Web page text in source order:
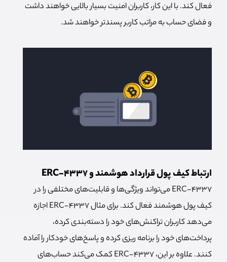
فعال کند. با این کار، کاربران امنیت بسیار بالایی خواهند داشت
و فضای حساب به مراتب کاربر پسندتر خواهند شد.
ارتباط کیف پول قرارداد هوشمند و ERC-4337
ERC-4337 می‌تواند ویژگی‌ها و قابلیت‌های مختلفی را در
کیف پول هوشمند فعال کند. برای مثال ERC-4337 اجازه
می‌دهد کاربران تراکنش‌های خود را دسته‌بندی کرده،
پرداخت‌های خود را برنامه ریزی کرده و پاسخ‌های خودکار را آماده
کنند. علاوه بر این، ERC-4337 کمک می‌کند حساب‌های